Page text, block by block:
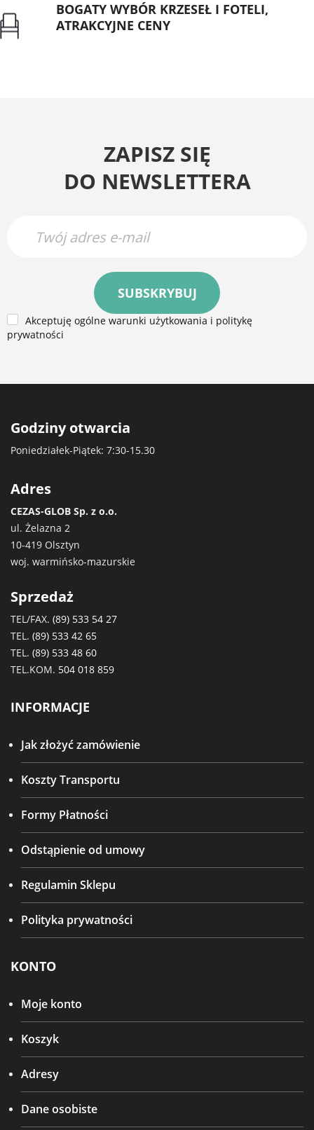
BOGATY WYBÓR KRZESEŁ I FOTELI,
ATRAKCYJNE CENY
ZAPISZ SIĘ
DO NEWSLETTERA
SUBSKRYBUJ
Akceptuję ogólne warunki użytkowania i politykę
prywatności
Godziny otwarcia
Poniedziałek-Piątek: 7:30-15.30
Adres
CEZAS-GLOB Sp. z o.o.
ul. Żelazna 2
10-419 Olsztyn
woj. warmińsko-mazurskie
Sprzedaż
TEL/FAX. (89) 533 54 27
TEL. (89) 533 42 65
TEL. (89) 533 48 60
TEL.KOM. 504 018 859
INFORMACJE
Jak złożyć zamówienie
Koszty Transportu
Formy Płatności
Odstąpienie od umowy
Regulamin Sklepu
Polityka prywatności
KONTO
Moje konto
Koszyk
Adresy
Dane osobiste